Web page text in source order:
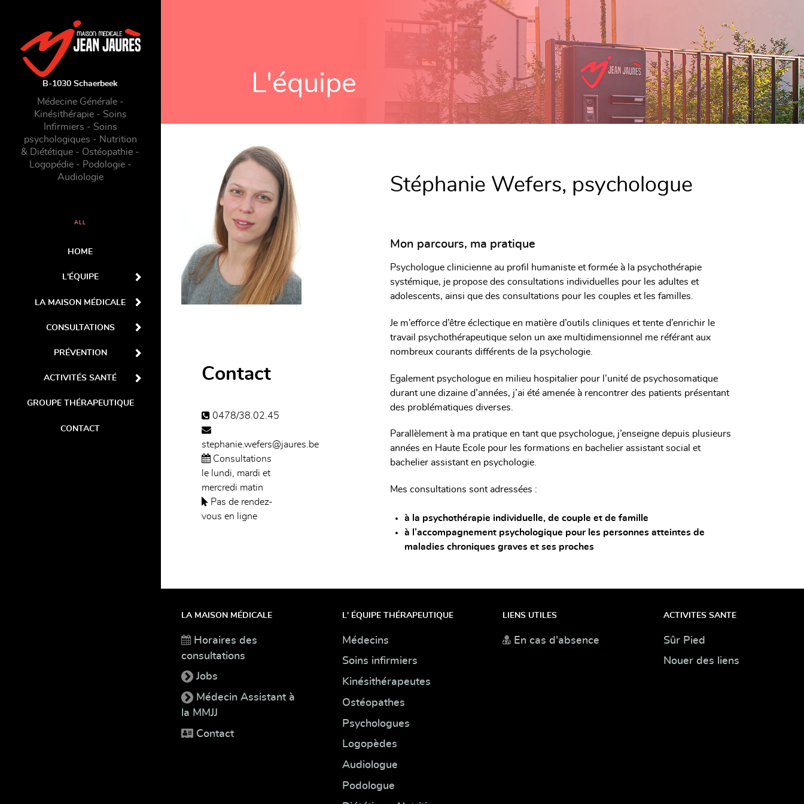
B-1030 Schaerbeek
Médecine Générale -
Kinésithérapie - Soins
Infirmiers - Soins
psychologiques - Nutrition
& Diététique - Ostéopathie -
Logopédie - Podologie -
Audiologie
ALL
HOME
L'ÉQUIPE
LA MAISON MÉDICALE
CONSULTATIONS
PRÉVENTION
ACTIVITÉS SANTÉ
GROUPE THÉRAPEUTIQUE
CONTACT
L'équipe
Contact
0478/38.02.45
stephanie.wefers@jaures.be
Consultations
le lundi, mardi et
mercredi matin
Pas de rendez-
vous en ligne
Stéphanie Wefers, psychologue
Mon parcours, ma pratique
Psychologue clinicienne au profil humaniste et formée à la psychothérapie
systémique, je propose des consultations individuelles pour les adultes et
adolescents, ainsi que des consultations pour les couples et les familles.
Je m’efforce d’être éclectique en matière d’outils cliniques et tente d’enrichir le
travail psychothérapeutique selon un axe multidimensionnel me référant aux
nombreux courants différents de la psychologie.
Egalement psychologue en milieu hospitalier pour l’unité de psychosomatique
durant une dizaine d’années, j’ai été amenée à rencontrer des patients présentant
des problématiques diverses.
Parallèlement à ma pratique en tant que psychologue, j’enseigne depuis plusieurs
années en Haute Ecole pour les formations en bachelier assistant social et
bachelier assistant en psychologie.
Mes consultations sont adressées :
à la psychothérapie individuelle, de couple et de famille
à l’accompagnement psychologique pour les personnes atteintes de
maladies chroniques graves et ses proches
LA MAISON MÉDICALE
Horaires des
consultations
Jobs
Médecin Assistant à
la MMJJ
Contact
L' ÉQUIPE THÉRAPEUTIQUE
Médecins
Soins infirmiers
Kinésithérapeutes
Ostéopathes
Psychologues
Logopèdes
Audiologue
Podologue
LIENS UTILES
En cas d'absence
ACTIVITES SANTE
Sûr Pied
Nouer des liens